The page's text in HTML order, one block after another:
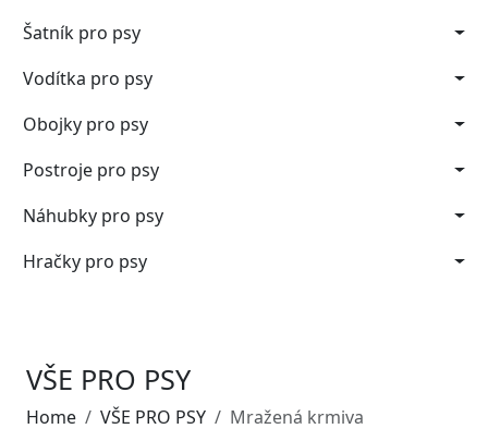
Šatník pro psy
Vodítka pro psy
Obojky pro psy
Postroje pro psy
Náhubky pro psy
Hračky pro psy
VŠE PRO PSY
Home VŠE PRO PSY Mražená krmiva